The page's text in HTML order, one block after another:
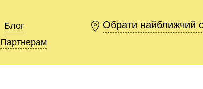
Блог
Партнерам
Обрати найближчий
Блог
Партнерам
Обрати найближчий